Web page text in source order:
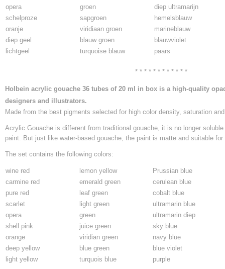
opera
groen
diep ultramarijn
schelproze
sapgroen
hemelsblauw
oranje viridiaan groen
marineblauw
diep geel
blauw groen
blauwviolet
ichtgeel turquoise blauw paars
* * * * * * * * * * * *
Holbein acrylic gouache 36 tubes of 20 ml in box is a high-quality
designers and illustrators.
Made from the best pigments selected for high color density, saturation
Acrylic Gouache is different from traditional gouache, it is no longer
paint. But just like water-based gouache, the paint is matte and suitable
The set contains the following colors:
wine red lemon yellow
Prussian blue
carmine red
emerald green
cerulean blue
pure red
leaf green
cobalt blue
scarlet light green
ultramarin blue
opera
green
ultramarin diep
shell pink
juice green
sky blue
orange viridian green
navy blue
deep yellow
blue green
blue violet
ight yellow turquois blue purple